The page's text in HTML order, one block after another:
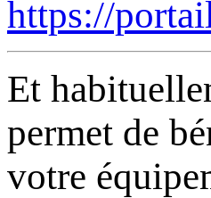
https://
Et
permet de
votre